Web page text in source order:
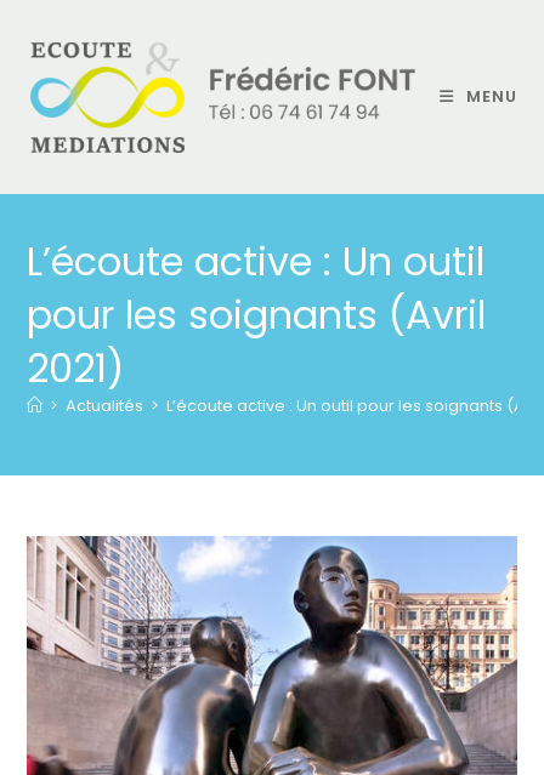
MENU
L’écoute active : Un outil
pour les soignants (Avril
2021)
> Actualités > L’écoute active : Un outil pour les soignants